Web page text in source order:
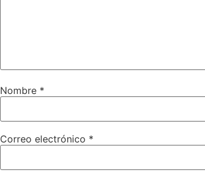
Nombre *
Correo electrónico *